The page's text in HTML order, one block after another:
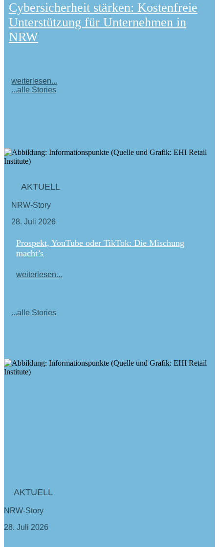
Cybersicherheit stärken: Kostenfreie
Unterstützung für Unternehmen in
NRW
weiterlesen...
...alle Stories
AKTUELL
NRW-Story
28. Juli 2026
Prospekt, YouTube oder TikTok: Die Mischung
macht’s
weiterlesen...
...alle Stories
AKTUELL
NRW-Story
28. Juli 2026